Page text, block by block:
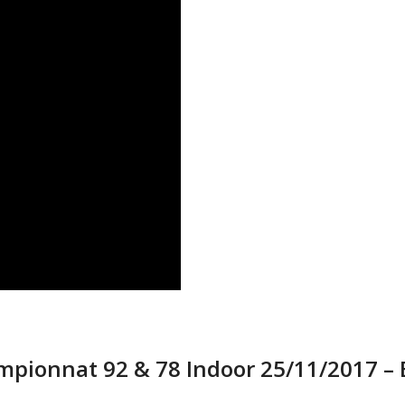
92 & 78 Indoor 25/11/2017 –